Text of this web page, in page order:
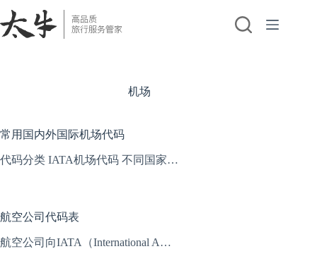
至
内
机场
常用国内外国际机场代码
代码分类 IATA机场代码 不同国家…
航空公司代码表
航空公司向IATA（International A…